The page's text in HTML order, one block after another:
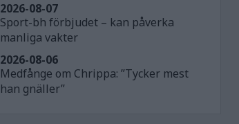
Sport-bh förbjudet – kan påverka
manliga vakter
2026-08-07
Medfånge om Chrippa: ”Tycker mest
han gnäller”
2026-08-06